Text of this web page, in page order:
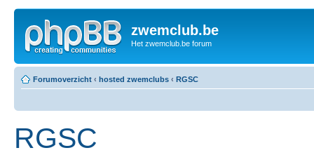
zwemclub.be
Het zwemclub.be forum
Forumoverzicht ‹ hosted zwemclubs ‹ RGSC
RGSC